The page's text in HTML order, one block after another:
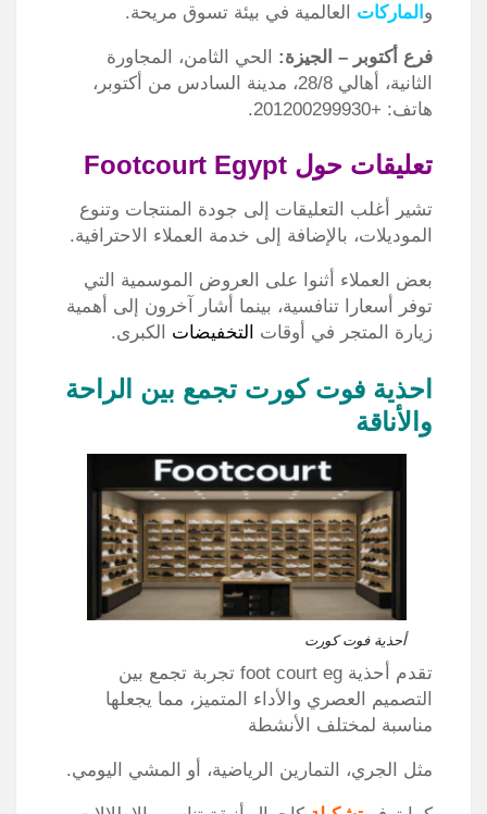
و الماركات العالمية في بيئة تسوق مريحة.
فرع أكتوبر – الجيزة: الحي الثامن، المجاورة
الثانية، أهالي 28/8، مدينة السادس من أكتوبر،
هاتف: +201200299930.
تعليقات حول Footcourt Egypt
تشير أغلب التعليقات إلى جودة المنتجات وتنوع
الموديلات، بالإضافة إلى خدمة العملاء الاحترافية.
بعض العملاء أثنوا على العروض الموسمية التي
توفر أسعارا تنافسية، بينما أشار آخرون إلى أهمية
زيارة المتجر في أوقات
التخفيضات الكبرى.
احذية فوت كورت تجمع بين الراحة
والأناقة
أحذية فوت كورت
تقدم أحذية foot court eg تجربة تجمع بين
التصميم العصري والأداء المتميز، مما يجعلها
مناسبة لمختلف الأنشطة
مثل الجري، التمارين الرياضية، أو المشي اليومي.